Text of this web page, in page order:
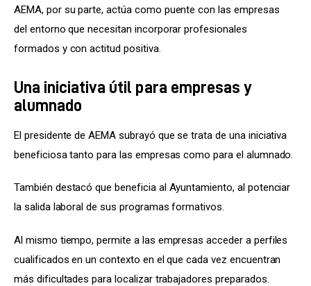
AEMA, por su parte, actúa como puente con las empresas
del entorno que necesitan incorporar profesionales
formados y con actitud positiva.
Una iniciativa útil para empresas y
alumnado
El presidente de AEMA subrayó que se trata de una iniciativa
beneficiosa tanto para las empresas como para el alumnado.
También destacó que beneficia al Ayuntamiento, al potenciar
la salida laboral de sus programas formativos.
Al mismo tiempo, permite a las empresas acceder a perfiles
cualificados en un contexto en el que cada vez encuentran
más dificultades para localizar trabajadores preparados.